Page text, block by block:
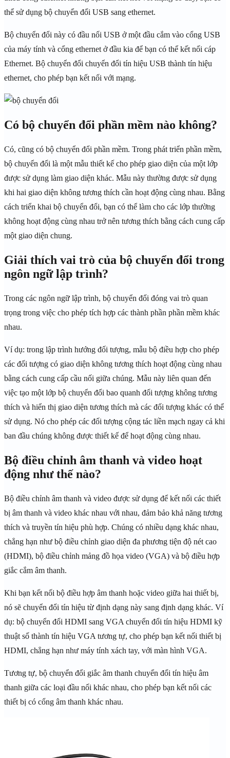
thể sử dụng bộ chuyển đổi USB sang ethernet.
Bộ chuyển đổi này có đầu nối USB ở một đầu cắm vào cổng USB
của máy tính và cổng ethernet ở đầu kia để bạn có thể kết nối cáp
Ethernet. Bộ chuyển đổi chuyển đổi tín hiệu USB thành tín hiệu
ethernet, cho phép bạn kết nối với mạng.
Có bộ chuyển đổi phần mềm nào không?
Có, cũng có bộ chuyển đổi phần mềm. Trong phát triển phần mềm,
bộ chuyển đổi là một mẫu thiết kế cho phép giao diện của một lớp
được sử dụng làm giao diện khác. Mẫu này thường được sử dụng
khi hai giao diện không tương thích cần hoạt động cùng nhau. Bằng
cách triển khai bộ chuyển đổi, bạn có thể làm cho các lớp thường
không hoạt động cùng nhau trở nên tương thích bằng cách cung cấp
một giao diện chung.
Giải thích vai trò của bộ chuyển đổi trong
ngôn ngữ lập trình?
Trong các ngôn ngữ lập trình, bộ chuyển đổi đóng vai trò quan
trọng trong việc cho phép tích hợp các thành phần phần mềm khác
nhau.
Ví dụ: trong lập trình hướng đối tượng, mẫu bộ điều hợp cho phép
các đối tượng có giao diện không tương thích hoạt động cùng nhau
bằng cách cung cấp cầu nối giữa chúng. Mẫu này liên quan đến
việc tạo một lớp bộ chuyển đổi bao quanh đối tượng không tương
thích và hiển thị giao diện tương thích mà các đối tượng khác có thể
sử dụng. Nó cho phép các đối tượng cộng tác liền mạch ngay cả khi
ban đầu chúng không được thiết kế để hoạt động cùng nhau.
Bộ điều chỉnh âm thanh và video hoạt
động như thế nào?
Bộ điều chỉnh âm thanh và video được sử dụng để kết nối các thiết
bị âm thanh và video khác nhau với nhau, đảm bảo khả năng tương
thích và truyền tín hiệu phù hợp. Chúng có nhiều dạng khác nhau,
chẳng hạn như bộ điều chỉnh giao diện đa phương tiện độ nét cao
(HDMI), bộ điều chỉnh mảng đồ họa video (VGA) và bộ điều hợp
giắc cắm âm thanh.
Khi bạn kết nối bộ điều hợp âm thanh hoặc video giữa hai thiết bị,
nó sẽ chuyển đổi tín hiệu từ định dạng này sang định dạng khác. Ví
dụ: bộ chuyển đổi HDMI sang VGA chuyển đổi tín hiệu HDMI kỹ
thuật số thành tín hiệu VGA tương tự, cho phép bạn kết nối thiết bị
HDMI, chẳng hạn như máy tính xách tay, với màn hình VGA.
Tương tự, bộ chuyển đổi giắc âm thanh chuyển đổi tín hiệu âm
thanh giữa các loại đầu nối khác nhau, cho phép bạn kết nối các
thiết bị có cổng âm thanh khác nhau.